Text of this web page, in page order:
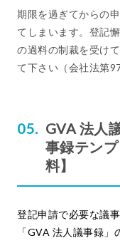
期限を過ぎてからの
てしまいます。登記
の過料の制裁を受け
て下さい（会社法第
GVA 法人
事録テン
料】
登記申請で必要な議
「GVA 法人議事録